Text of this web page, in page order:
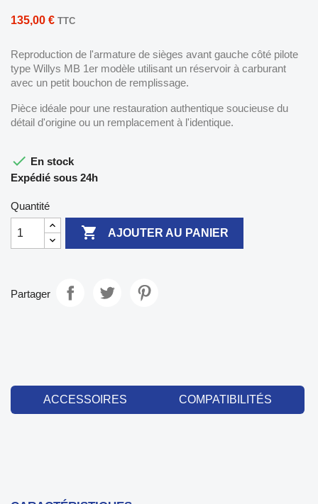
135,00 € TTC
Reproduction de l'armature de sièges avant gauche côté pilote
type Willys MB 1er modèle utilisant un réservoir à carburant
avec un petit bouchon de remplissage.
Pièce idéale pour une restauration authentique soucieuse du
détail d'origine ou un remplacement à l'identique.
 En stock
Expédié sous 24h
Quantité
 AJOUTER AU PANIER
Partager
ACCESSOIRES COMPATIBILITÉS